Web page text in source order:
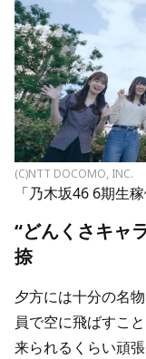
(C)NTT DOCOMO, INC.
「乃木坂46 6期生
“どんくさキャ
捺
夕方には十分の名
員で空に飛ばすこ
来られるくらい頑